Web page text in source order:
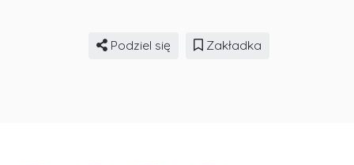
Podziel się Zakładka